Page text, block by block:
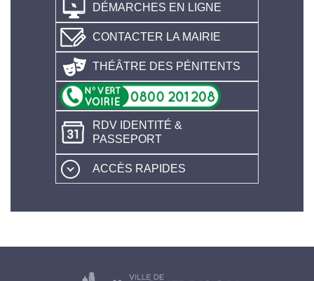
DÉMARCHES EN LIGNE
CONTACTER LA MAIRIE
THÉÂTRE DES PÉNITENTS
RDV IDENTITÉ &
PASSEPORT
ACCÈS RAPIDES